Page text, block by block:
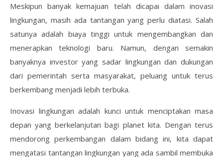
Meskipun banyak kemajuan telah dicapai dalam inovasi
lingkungan, masih ada tantangan yang perlu diatasi. Salah
satunya adalah biaya tinggi untuk mengembangkan dan
menerapkan teknologi baru. Namun, dengan semakin
banyaknya investor yang sadar lingkungan dan dukungan
dari pemerintah serta masyarakat, peluang untuk terus
berkembang menjadi lebih terbuka.
Inovasi lingkungan adalah kunci untuk menciptakan masa
depan yang berkelanjutan bagi planet kita. Dengan terus
mendorong perkembangan dalam bidang ini, kita dapat
mengatasi tantangan lingkungan yang ada sambil membuka